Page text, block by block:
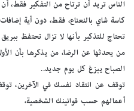
الناس تريد أن ترتاح من التفكير فقط،
كاسة شاي بالنعناع، فقط، دون أية
تحتاج للتذكير بأنها لا تزال تحتفظ
من يحدثها عن الرضا، من يذكرها بأن
الصباح يبزغ كل يوم جديد..
توقف عن انتقاد نفسك في الآخرين،
أعمالهم حسب قوانينك الشخصية،